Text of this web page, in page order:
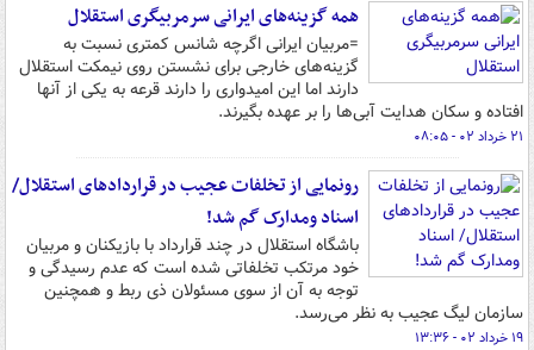
همه گزینه‌های ایرانی سرمربیگری استقلال
=مربیان ایرانی اگرچه شانس کمتری نسبت به
گزینه‌های خارجی برای نشستن روی نیمکت استقلال
دارند اما این امیدواری را دارند قرعه به یکی از آنها
افتاده و سکان هدایت آبی‌ها را بر عهده بگیرند.
۲۱ خرداد ۰۲ - ۰۸:۰۵
رونمایی از تخلفات عجیب در قراردادهای استقلال/
اسناد ومدارک گم شد!
باشگاه استقلال در چند قرارداد با بازیکنان و مربیان
خود مرتکب تخلفاتی شده است که عدم رسیدگی و
توجه به آن از سوی مسئولان ذی ربط و همچنین
سازمان لیگ عجیب به نظر می‌رسد.
۱۹ خرداد ۰۲ - ۱۳:۳۶